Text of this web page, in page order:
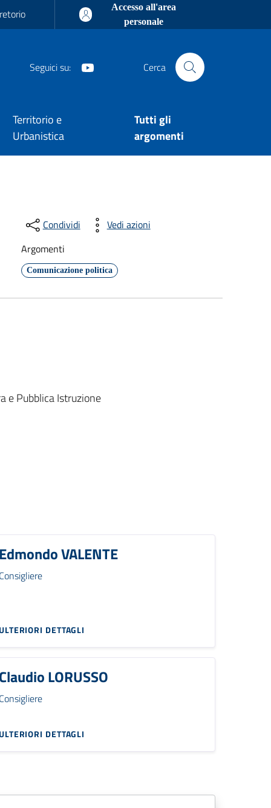
Accesso all'area
personale
Seguici su: Cerca
Territorio e
Urbanistica
Tutti gli
argomenti
Condividi
Vedi azioni
Argomenti
Comunicazione politica
e Pubblica Istruzione
Edmondo VALENTE
Consigliere
ULTERIORI DETTAGLI
Claudio LORUSSO
Consigliere
ULTERIORI DETTAGLI